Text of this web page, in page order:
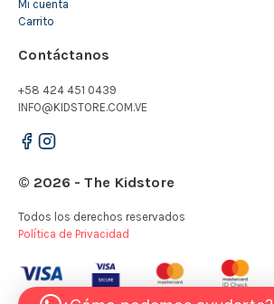
Mi cuenta
Carrito
Contáctanos
+58 424 451 0439
INFO@KIDSTORE.COM.VE
© 2026 - The Kidstore
Todos los derechos reservados
Política de Privacidad